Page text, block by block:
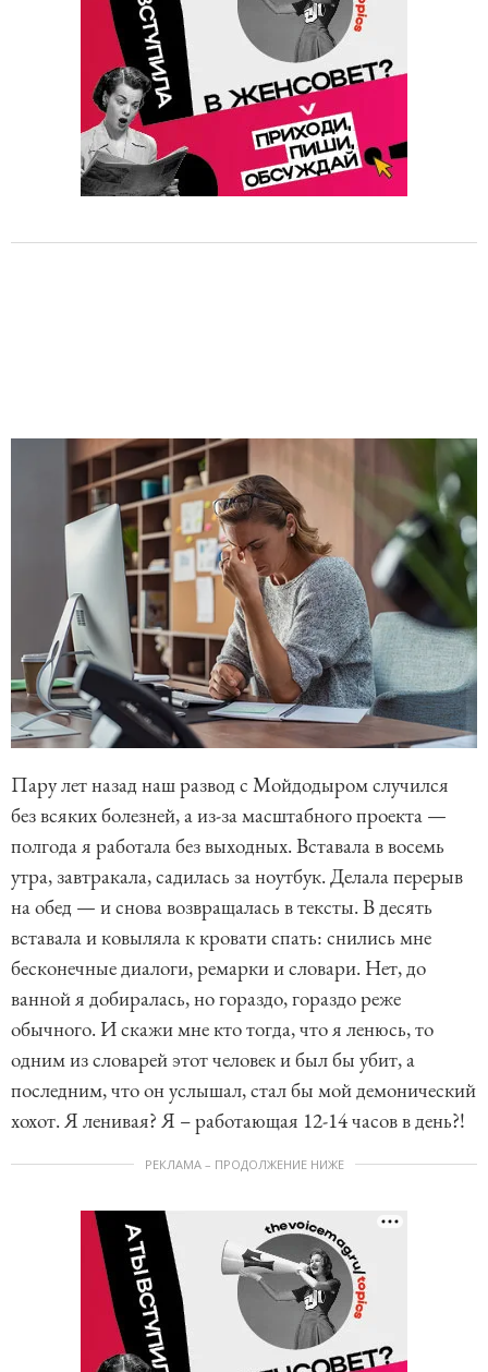
Пару лет назад наш развод с Мойдодыром случился
без всяких болезней, а из-за масштабного проекта —
полгода я работала без выходных. Вставала в восемь
утра, завтракала, садилась за ноутбук. Делала перерыв
на обед — и снова возвращалась в тексты. В десять
вставала и ковыляла к кровати спать: снились мне
бесконечные диалоги, ремарки и словари. Нет, до
ванной я добиралась, но гораздо, гораздо реже
обычного. И скажи мне кто тогда, что я ленюсь, то
одним из словарей этот человек и был бы убит, а
последним, что он услышал, стал бы мой демонический
хохот. Я ленивая? Я – работающая 12-14 часов в день?!
РЕКЛАМА – ПРОДОЛЖЕНИЕ НИЖЕ